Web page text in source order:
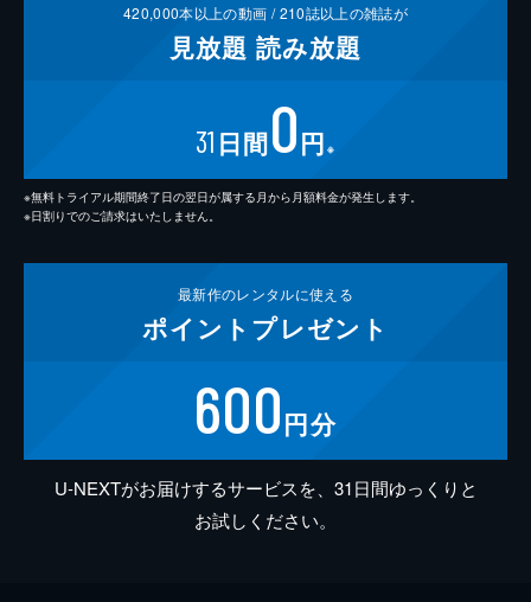
420,000本以上の動画 /210誌以上の雑誌が
見放題 読み放題
31 日間0円 ※
※無料トライアル期間終了日の翌日が属する月から月額料金が発生します。
※日割りでのご請求はいたしません。
最新作のレンタルに使える
ポイント プレゼント
600円分
U-NEXTがお届けするサービスを、31日間ゆっくりと
お試しください。